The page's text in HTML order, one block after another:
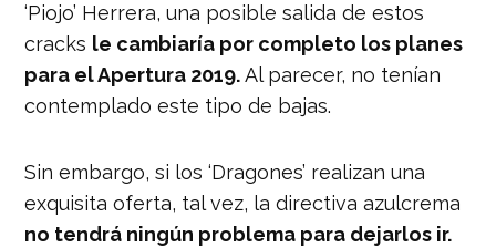
‘Piojo’ Herrera, una posible salida de estos
cracks le cambiaría por completo los planes
para el Apertura 2019.Al parecer, no tenían
contemplado este tipo de bajas.
Sin embargo, si los ‘Dragones’ realizan una
exquisita oferta, tal vez, la directiva azulcrema
no tendrá ningún problema para dejarlos ir.